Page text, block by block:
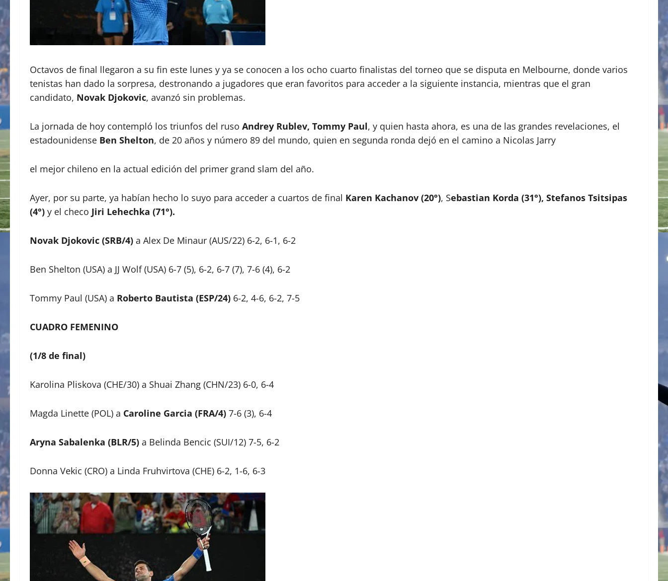
Octavos de final llegaron a su fin este lunes y ya se conocen a los ocho cuarto finalistas del torneo que se disputa en Melbourne, donde varios
tenistas han dado la sorpresa, destronando a jugadores que eran favoritos para acceder a la siguiente instancia, mientras que el gran
candidato, Novak Djokovic, avanzó sin problemas.
La jornada de hoy contempló los triunfos del ruso Andrey Rublev, Tommy Paul, y quien hasta ahora, es una de las grandes revelaciones, el
estadounidense Ben Shelton, de 20 años y número 89 del mundo, quien en segunda ronda dejó en el camino a Nicolas Jarry
el mejor chileno en la actual edición del primer grand slam del año.
Ayer, por su parte, ya habían hecho lo suyo para acceder a cuartos de final Karen Kachanov (20°), Sebastian Korda (31°), Stefanos Tsitsipas
(4°) y el checo Jiri Lehechka (71°).
Novak Djokovic (SRB/4) a Alex De Minaur (AUS/22) 6-2, 6-1, 6-2
Ben Shelton (USA) a JJ Wolf (USA) 6-7 (5), 6-2, 6-7 (7), 7-6 (4), 6-2
Tommy Paul (USA) a Roberto Bautista (ESP/24) 6-2, 4-6, 6-2, 7-5
CUADRO FEMENINO
(1/8 de final)
Karolina Pliskova (CHE/30) a Shuai Zhang (CHN/23) 6-0, 6-4
Magda Linette (POL) a Caroline Garcia (FRA/4) 7-6 (3), 6-4
Aryna Sabalenka (BLR/5) a Belinda Bencic (SUI/12) 7-5, 6-2
Donna Vekic (CRO) a Linda Fruhvirtova (CHE) 6-2, 1-6, 6-3